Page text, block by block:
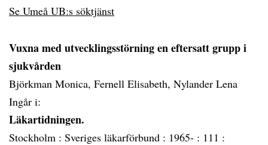
Se Umeå UB:s söktjänst
Vuxna med utvecklingsstörning en eftersatt grupp i
sjukvården
Björkman Monica, Fernell Elisabeth, Nylander Lena
Ingår i:
Läkartidningen.
Stockholm : Sveriges läkarförbund : 1965- : 111 :